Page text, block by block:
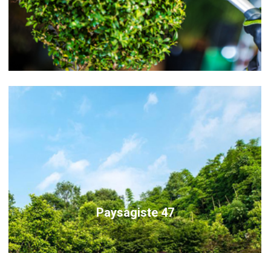
Paysagiste 47